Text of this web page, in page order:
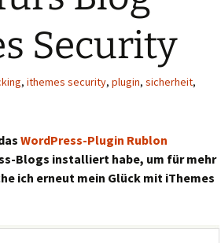
Security
, ithemes security, plugin, sicherheit,
WordPress-Plugin Rublon
Blogs installiert habe, um für mehr
ich erneut mein Glück mit iThemes